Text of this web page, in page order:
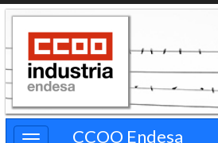
Pasar
contenido
principal
CCOO Endesa